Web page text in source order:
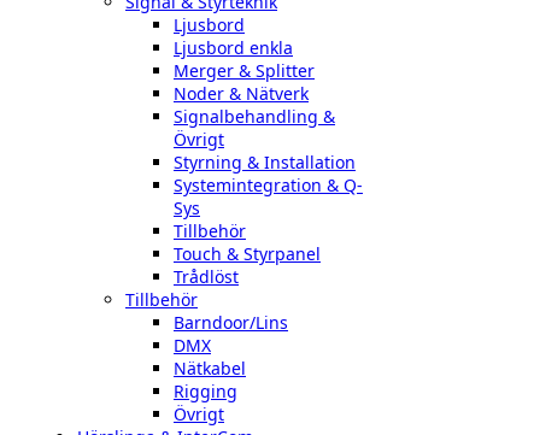
Ljusbord
Ljusbord enkla
Merger & Splitter
Noder & Nätverk
Signalbehandling &
Övrigt
Styrning & Installation
Systemintegration & Q-
Sys
Tillbehör
Touch & Styrpanel
Trådlöst
Tillbehör
Barndoor/Lins
DMX
Nätkabel
Rigging
Övrigt